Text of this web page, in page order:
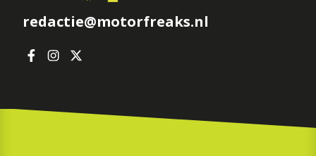
redactie@motorfreaks.nl